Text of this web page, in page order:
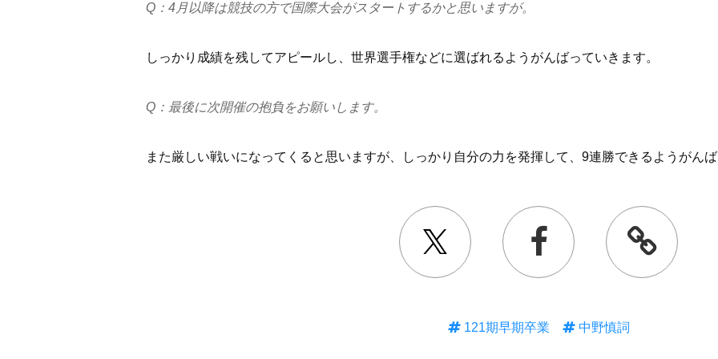
Q：4月以降は競技の方で国際大会がスタートするかと思いますが。
しっかり成績を残してアピールし、世界選手権などに選ばれるようがんばっていきます。
Q：最後に次開催の抱負をお願いします。
また厳しい戦いになってくると思いますが、しっかり自分の力を発揮して、9連勝できるようがん
121期早期卒業 中野慎詞